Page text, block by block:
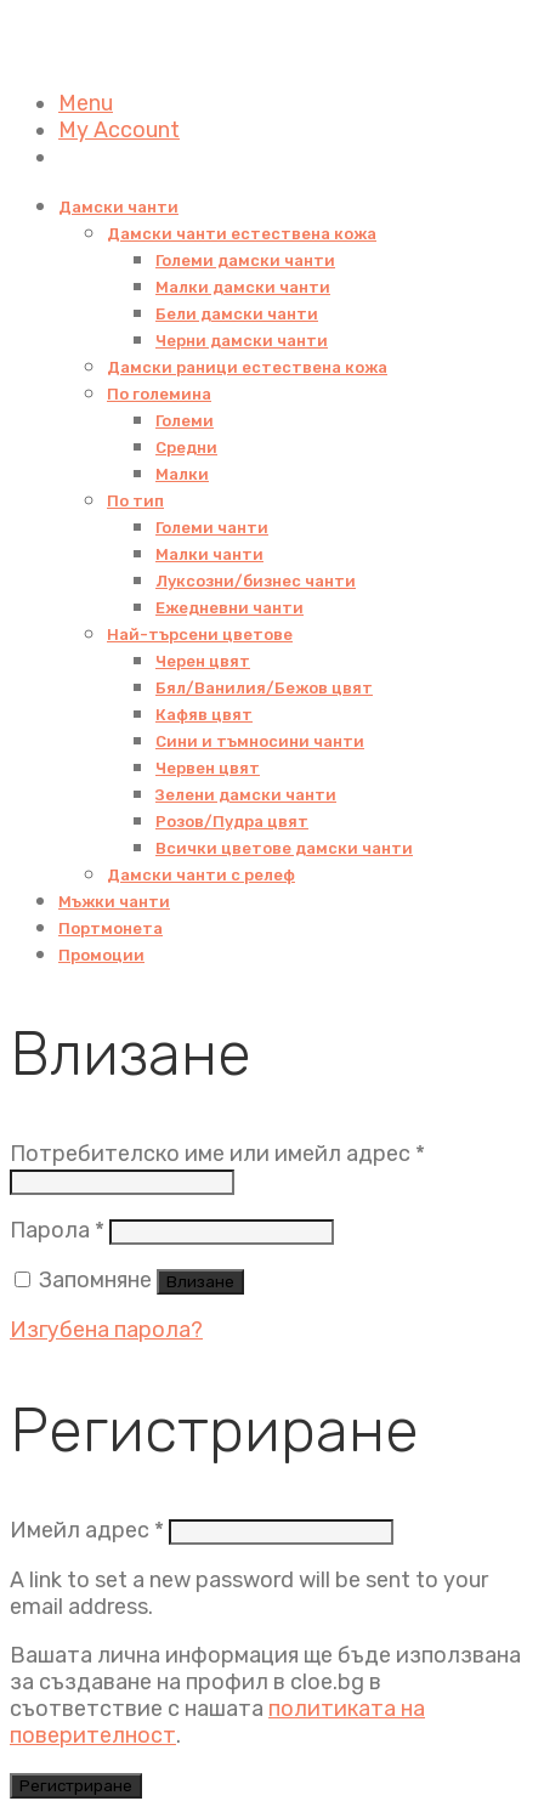
Menu
My Account
Дамски чанти
Дамски чанти естествена кожа
Големи дамски чанти
Малки дамски чанти
Бели дамски чанти
Черни дамски чанти
Дамски раници естествена кожа
По големина
Големи
Средни
Малки
По тип
Големи чанти
Малки чанти
Луксозни/бизнес чанти
Ежедневни чанти
Най-търсени цветове
Черен цвят
Бял/Ванилия/Бежов цвят
Кафяв цвят
Сини и тъмносини чанти
Червен цвят
Зелени дамски чанти
Розов/Пудра цвят
Всички цветове дамски чанти
Дамски чанти с релеф
Мъжки чанти
Портмонета
Промоции
Влизане
Потребителско име или имейл адрес *
Парола * Задължително
Запомняне
Влизане
Изгубена парола?
Регистриране
Имейл адрес * Задължително
A link to set a new password will be sent to your
email address.
Вашата лична информация ще бъде използвана
за създаване на профил в cloe.bg в
съответствие с нашата политиката на
поверителност.
Регистриране